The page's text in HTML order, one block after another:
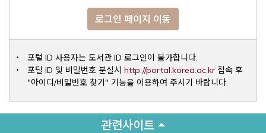
로그인 페이지 이동
포털 ID 사용자는 도서관 ID 로그인이 불가합니다.
포털 ID 및 비밀번호 분실시 http://portal.korea.ac.krOpens a
접속 후
"아이디/비밀번호 찾기" 기능을 이용하여 주시기 바랍니다.
관련사이트